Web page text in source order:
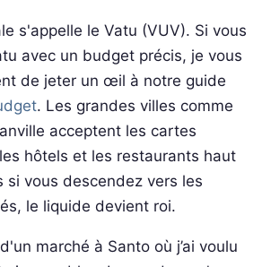
s'appelle le Vatu (VUV). Si vous
avec un budget précis, je vous
de jeter un œil à notre guide
. Les grandes villes comme
acceptent les cartes
hôtels et les restaurants haut
si vous descendez vers les
le liquide devient roi.
marché à Santo où j’ai voulu